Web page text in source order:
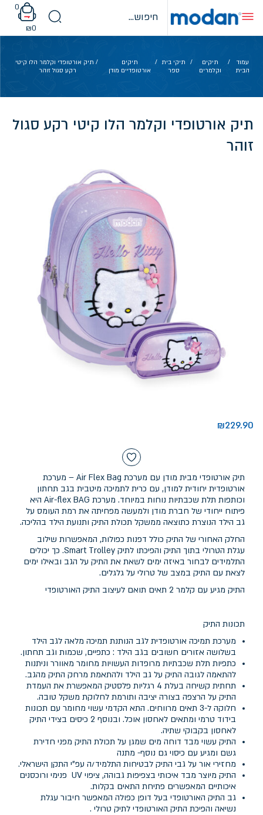
content
0
₪0
עמוד
הבית
/
תיקים
וקלמרים
/
תיקי בית
ספר
/
תיקים
אורטופדיים מודן
/ תיק אורטופדי וקלמר הלו קיטי
רקע סגול זוהר
תיק אורטופדי וקלמר הלו קיטי רקע סגול
זוהר
₪229.90
תיק אורטופדי מבית מודן עם מערכת Air Flex Bag – מערכת
אורטופדית יחודית למודן, עם כרית לתמיכה מיטבית בגב תחתון
וכותפות תלת שכבתיות נוחות במיוחד. מערכת Air-flex BAG היא
פיתוח ייחודי של חברת מודן ולמעשה מפחיתה את רמת העומס על
גב הילד הנוצרת כתוצאה ממשקל תכולת התיק ותנועת הילד בהליכה.
החלק האחורי של התיק כולל דפנות כפולות, המאפשרות שילוב
עגלת הטרולי בתוך התיק והפיכתו לתיק Smart Trolley. כך יכולים
התלמידים לבחור באיזה ימים לשאת את התיק על הגב ובאילו ימים
לצאת עם התיק במצב של טרולי על גלגלים.
התיק מגיע עם קלמר 2 תאים תואם לעיצוב התיק האורטופדי
תכונות התיק
מערכת תמיכה אורטופדית לגב הנותנת תמיכה מלאה לגב הילד
בשלושה אזורים חשובים בגב הילד : כתפיים, שכמות וגב תחתון.
כתפיות תלת שכבתיות מרופדות העשויות מחומר מאוורר וניתנות
להתאמה לגובה התיק על גב הילד ולהתאמת מרחק התיק מהגב.
תחתית קשיחה בעלת 4 רגליות פלסטיק המאפשרת את העמדת
התיק על הרצפה בצורה יציבה ותורמת לחלוקת משקל טובה.
חלוקה ל-3 תאים מרווחים. התא הקדמי עשוי מחומר עם תכונות
בידוד טרמי ומתאים לאחסון אוכל. ובנוסף 2 כיסים בצידי התיק
לאחסון בקבוקי שתיה.
התיק עשוי מבד דוחה מים שמגן על תכולת התיק מפני חדירת
גשם ומגיע עם כיסוי גם נוסף- מתנה
מחזירי אור על גבי התיק לבטיחות התלמיד/ה עפ"י התקן הישראלי.
התיק מיוצר מבד איכותי בצפיפות גבוהה, ציפוי UV פנימי ורוכסנים
איכותיים המאפשרים פתיחת התאים בקלות.
גב התיק האורטופדי בעל דופן כפולה המאפשר חיבור עגלת
נשיאה והפיכת התיק האורטופדי לתיק טרולי .